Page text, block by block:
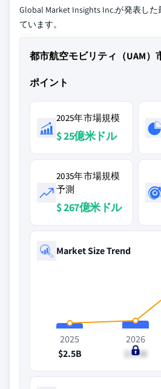
Global Market Insights Inc.が発表し
ています。
都市航空モビリティ（UAM）
ポイント
2025年市場規模
$ 25億米ドル
2035年市場規模
予測
$ 267億米ドル
Market Size Trend
2025
$2.5B
2026
$3.4B